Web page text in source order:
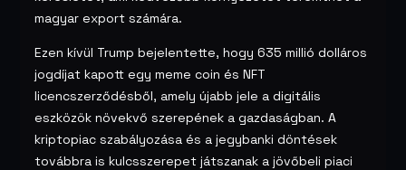
magyar export számára.
Ezen kívül Trump bejelentette, hogy 635 millió dolláros
jogdíjat kapott egy meme coin és NFT
licencszerződésből, amely újabb jele a digitális
eszközök növekvő szerepének a gazdaságban. A
kriptopiac szabályozása és a jegybanki döntések
továbbra is kulcsszerepet játszanak a jövőbeli piaci